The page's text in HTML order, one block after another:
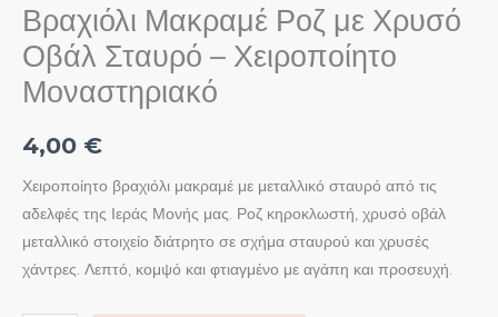
Βραχιόλι Μακραμέ Ροζ με Χρυσό
Οβάλ Σταυρό – Χειροποίητο
Μοναστηριακό
4,00 €
Χειροποίητο βραχιόλι μακραμέ με μεταλλικό σταυρό από τις
αδελφές της Ιεράς Μονής μας. Ροζ κηροκλωστή, χρυσό οβάλ
μεταλλικό στοιχείο διάτρητο σε σχήμα σταυρού και χρυσές
χάντρες. Λεπτό, κομψό και φτιαγμένο με αγάπη και προσευχή.